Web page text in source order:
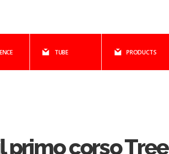
TUBE PRODUCTS
primo corso Tree